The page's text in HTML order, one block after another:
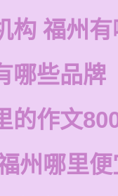
构 福州
哪些品牌
的作文
州哪里